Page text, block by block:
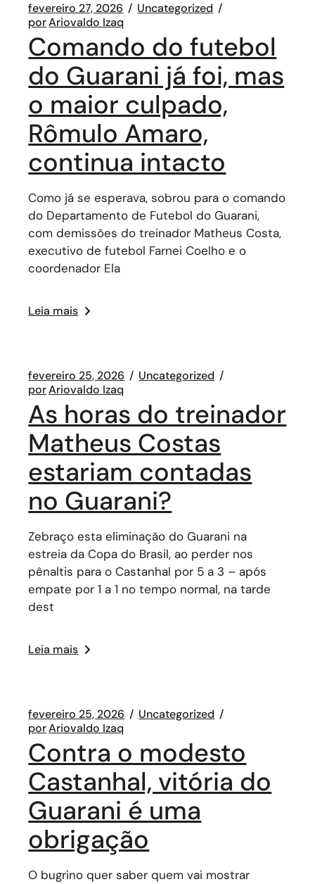
fevereiro 27, 2026
Uncategorized
porAriovaldo Izaq
Comando do futebol
do Guarani já foi, mas
o maior culpado,
Rômulo Amaro,
continua intacto
Como já se esperava, sobrou para o comando
do Departamento de Futebol do Guarani,
com demissões do treinador Matheus Costa,
executivo de futebol Farnei Coelho e o
coordenador Ela
Leia mais
fevereiro 25, 2026
Uncategorized
porAriovaldo Izaq
As horas do treinador
Matheus Costas
estariam contadas
no Guarani?
Zebraço esta eliminação do Guarani na
estreia da Copa do Brasil, ao perder nos
pênaltis para o Castanhal por 5 a 3 – após
empate por 1 a 1 no tempo normal, na tarde
dest
Leia mais
fevereiro 25, 2026
Uncategorized
porAriovaldo Izaq
Contra o modesto
Castanhal, vitória do
Guarani é uma
obrigação
O bugrino quer saber quem vai mostrar